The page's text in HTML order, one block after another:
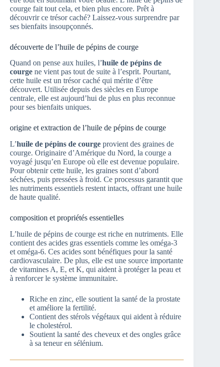
courge fait tout cela, et bien plus encore. Prêt à
découvrir ce trésor caché? Laissez-vous surprendre par
ses bienfaits insoupçonnés.
découverte de l’huile de pépins de courge
Quand on pense aux huiles, l’huile de pépins de
courge ne vient pas tout de suite à l’esprit. Pourtant,
cette huile est un trésor caché qui mérite d’être
découvert. Utilisée depuis des siècles en Europe
centrale, elle est aujourd’hui de plus en plus reconnue
pour ses bienfaits uniques.
origine et extraction de l’huile de pépins de courge
L’huile de pépins de courge provient des graines de
courge. Originaire d’Amérique du Nord, la courge a
voyagé jusqu’en Europe où elle est devenue populaire.
Pour obtenir cette huile, les graines sont d’abord
séchées, puis pressées à froid. Ce processus garantit que
les nutriments essentiels restent intacts, offrant une huile
de haute qualité.
composition et propriétés essentielles
L’huile de pépins de courge est riche en nutriments. Elle
contient des acides gras essentiels comme les oméga-3
et oméga-6. Ces acides sont bénéfiques pour la santé
cardiovasculaire. De plus, elle est une source importante
de vitamines A, E, et K, qui aident à protéger la peau et
à renforcer le système immunitaire.
Riche en zinc, elle soutient la santé de la prostate
et améliore la fertilité.
Contient des stérols végétaux qui aident à réduire
le cholestérol.
Soutient la santé des cheveux et des ongles grâce
à sa teneur en sélénium.